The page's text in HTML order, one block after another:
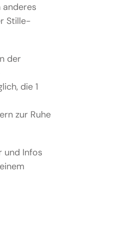
anderes
Stille-
der
die 1
zur Ruhe
und Infos